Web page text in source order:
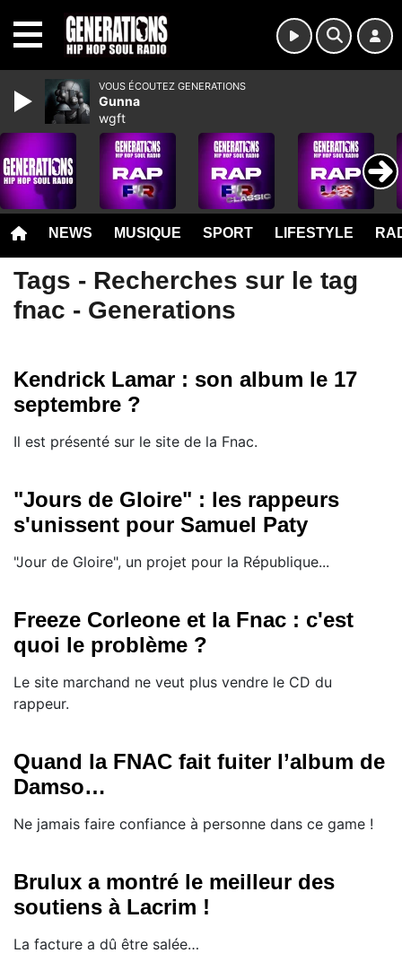
NEWS MUSIQUE SPORT LIFESTYLE
Tags - Recherches sur le tag
fnac - Generations
Kendrick Lamar : son album le 17
septembre ?
Il est présenté sur le site de la Fnac.
"Jours de Gloire" : les rappeurs
s'unissent pour Samuel Paty
"Jour de Gloire", un projet pour la République...
Freeze Corleone et la Fnac : c'est
quoi le problème ?
Le site marchand ne veut plus vendre le CD du
rappeur.
Quand la FNAC fait fuiter l’album de
Damso…
​Ne jamais faire confiance à personne dans ce game !
Brulux a montré le meilleur des
soutiens à Lacrim !
La facture a dû être salée…
VOUS ÉCOUTEZ GENERATIONS
Gunna
wgft